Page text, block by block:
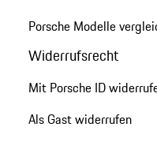
Porsche Modelle
Widerrufsrecht
Mit Porsche ID
Als Gast widerrufen